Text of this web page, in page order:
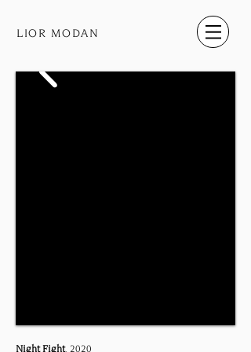
LIOR MODAN
Night Fight, 2020